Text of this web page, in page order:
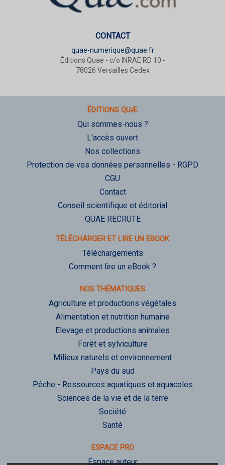
CONTACT
quae-numerique@quae.fr
Éditions Quae - c/o INRAE RD 10 -
78026 Versailles Cedex
ÉDITIONS QUÆ
Qui sommes-nous ?
L'accès ouvert
Nos collections
Protection de vos données personnelles - RGPD
CGU
Contact
Conseil scientifique et éditorial
QUAE RECRUTE
TÉLÉCHARGER ET LIRE UN EBOOK
Téléchargements
Comment lire un eBook ?
NOS THÉMATIQUES
Agriculture et productions végétales
Alimentation et nutrition humaine
Elevage et productions animales
Forêt et sylviculture
Milieux naturels et environnement
Pays du sud
Pêche - Ressources aquatiques et aquacoles
Sciences de la vie et de la terre
Société
Santé
ESPACE PRO
Espace auteur